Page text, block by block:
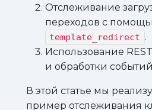
Отслеживание
переходов с
template_redirect .
Использование
и обработки
В этой статье мы
пример отслеживания